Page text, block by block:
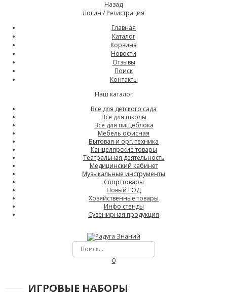
Назад
Логин / Регистрация
Главная
Каталог
Корзина
Новости
Отзывы
Поиск
Контакты
Наш каталог
Все для детского сада
Все для школы
Все для пищеблока
Мебель офисная
Бытовая и орг. техника
Канцелярские товары
Театральная деятельность
Медицинский кабинет
Музыкальные инструменты
Спорттовары
Новый ГОД
Хозяйственные товары
Инфо стенды
Сувенирная продукция
0
ИГРОВЫЕ НАБОРЫ